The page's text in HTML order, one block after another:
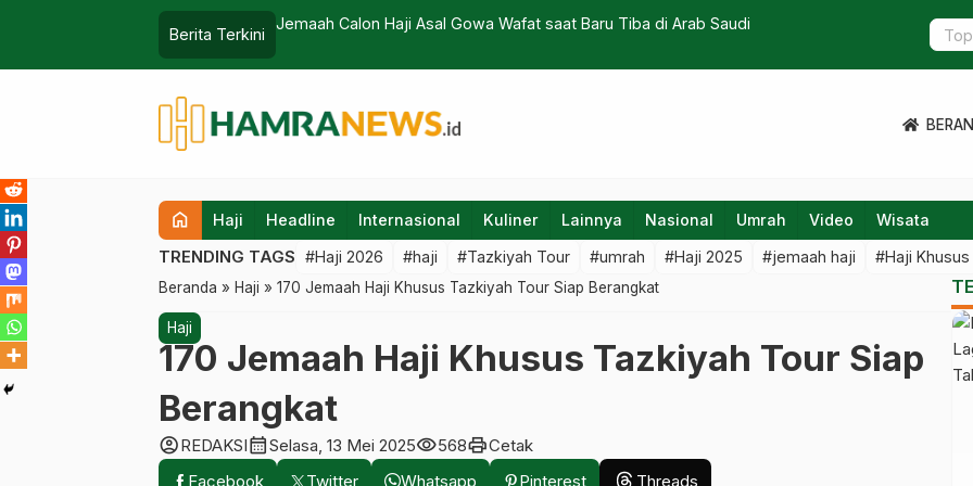
Berita Terkini
Jemaah Calon Haji Asal Gowa Wafat saat Baru Tiba di Arab Saudi Cegah
home Haji Headline Internasional Kuliner Lainnya Nasional Umrah Video Wisata
TRENDING TAGS #Haji 2026 #haji #Tazkiyah Tour #umrah #Haji 2025 #jemaah haji #Haji Khusus
Beranda » Haji » 170 Jemaah Haji Khusus Tazkiyah Tour Siap Berangkat
Haji
170 Jemaah Haji Khusus Tazkiyah Tour Siap
Berangkat
account_circleREDAKSIcalendar_monthSelasa, 13 Mei 2025visibility568printCetak
Facebook
Twitter Whatsapp Pinterest Threads